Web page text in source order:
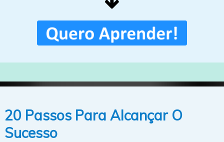
20 Passos Para Alcançar O
Sucesso